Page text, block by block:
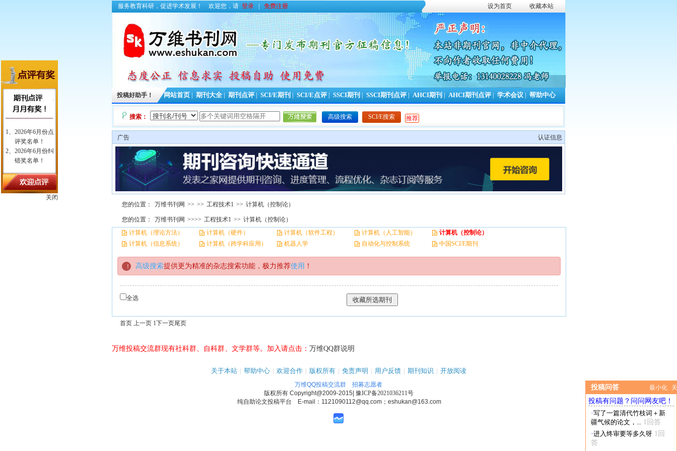
关闭
服务教育科研，促进学术发展！ 欢迎您，请 登录 免费注册 设为首页 收藏本站
投稿好助手！ 网站首页 期刊大全 期刊点评 SCI/E期刊 SCI/E点评 SSCI期刊 SSCI期刊点评 AHCI期刊 AHCI期刊点评 学术会议 帮助中心
搜索： 高级搜索 SCI/E搜索 推荐
投稿问答 最小化
投稿有问题？问问网友吧！
·写了一篇清代竹枝词＋新
疆气候的论文，... 1回答
·进入终审要等多久呀 1回
答
认证信息
广告
您的位置： 万维书刊网 >> >> 工程技术1 >> 计算机（控制论）
您的位置： 万维书刊网 >>>> 工程技术1 >> 计算机（控制论）
计算机（理论方法）
计算机（硬件） 计算机（软件工程） 计算机（人工智能）
计算机（控制论）
计算机（信息系统）
计算机（跨学科应用） 机器人学 自动化与控制系统 中国SCI/E期刊
高级搜索提供更为精准的杂志搜索功能，极力推荐使用 ！
全选
首页 上一页 1下一页尾页
万维投稿交流群现有社科群、自科群、文学群等。加入请点击： 万维QQ群说明
关于本站 | 帮助中心 | 欢迎合作 | 版权所有 | 免责声明 | 用户反馈 | 期刊知识 | 开放阅读
万维QQ投稿交流群
招募志愿者
版权所有 Copyright@2009-2015 豫ICP备2021036211号
纯自助论文投稿平台 E-mail：1121090112@qq.com；eshukan@163.com